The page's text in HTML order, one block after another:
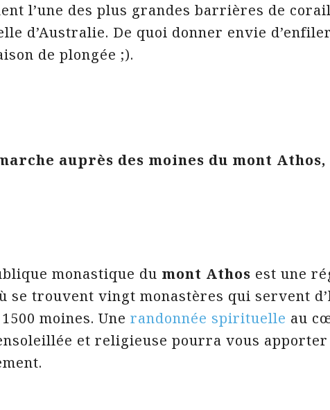
l’une des plus grandes barrières de
d’Australie. De quoi donner envie
de plongée ;).
auprès des moines du mont Athos,
monastique du mont Athos est une
se trouvent vingt monastères qui servent
moines. Une randonnée spirituelle au
et religieuse pourra vous